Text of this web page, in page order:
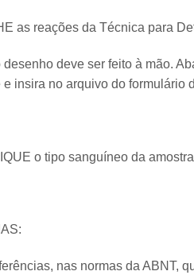
as reações da Técnica para
deve ser feito à mão.
insira no arquivo do formulário
o tipo sanguíneo da
nas normas da ABNT,